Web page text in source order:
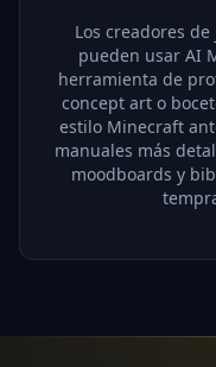
Los creadores
pueden usar AI
herramienta de
concept art o
estilo Minecraft
manuales más
moodboards y